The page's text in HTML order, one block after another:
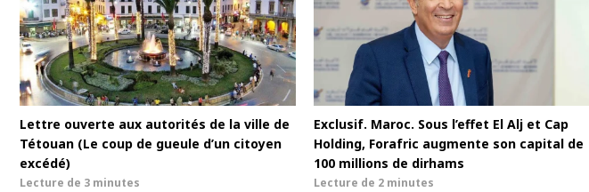
Lettre ouverte aux autorités de la ville de
Tétouan (Le coup de gueule d’un citoyen
excédé)
Lecture de 3 minutes
Exclusif. Maroc. Sous l’effet El Alj et Cap
Holding, Forafric augmente son capital de
100 millions de dirhams
Lecture de 2 minutes